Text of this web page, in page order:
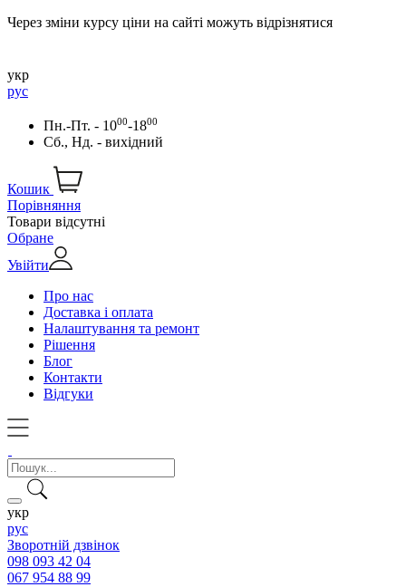
Через зміни курсу ціни на сайті можуть відрізнятися
укр
рус
Пн.-Пт. - 1000-1800
Сб., Нд. - вихідний
Кошик
Порівняння
Товари відсутні
Обране
Увійти
Про нас
Доставка і оплата
Налаштування та ремонт
Рішення
Блог
Контакти
Відгуки
укр
рус
Зворотній дзвінок
098 093 42 04
067 954 88 99